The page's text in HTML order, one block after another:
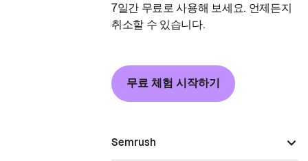
7일간 무료로 사용해 보세요. 언제든지
취소할 수 있습니다.
무료 체험 시작하기
Semrush